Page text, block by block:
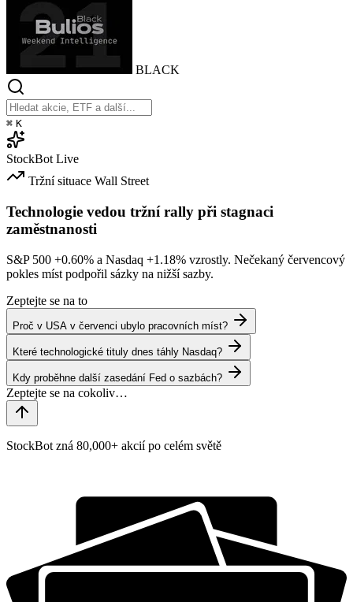
BLACK
⌘ K
StockBot Live
Tržní situace Wall Street
Technologie vedou tržní rally při stagnaci
zaměstnanosti
S&P 500 +0.60% a Nasdaq +1.18% vzrostly. Nečekaný červencový
pokles míst podpořil sázky na nižší sazby.
Zeptejte se na to
Proč v USA v červenci ubylo pracovních míst?
Které technologické tituly dnes táhly Nasdaq?
Kdy proběhne další zasedání Fed o sazbách?
StockBot zná 80,000+ akcií po celém světě